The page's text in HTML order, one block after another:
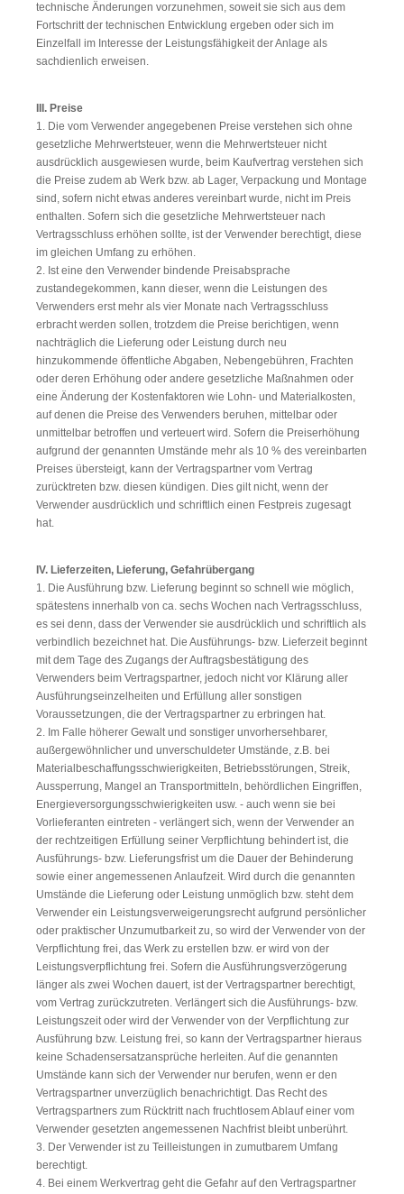
technische Änderungen vorzunehmen, soweit sie sich aus dem
Fortschritt der technischen Entwicklung ergeben oder sich im
Einzelfall im Interesse der Leistungsfähigkeit der Anlage als
sachdienlich erweisen.
III. Preise
1. Die vom Verwender angegebenen Preise verstehen sich ohne
gesetzliche Mehrwertsteuer, wenn die Mehrwertsteuer nicht
ausdrücklich ausgewiesen wurde, beim Kaufvertrag verstehen sich
die Preise zudem ab Werk bzw. ab Lager, Verpackung und Montage
sind, sofern nicht etwas anderes vereinbart wurde, nicht im Preis
enthalten. Sofern sich die gesetzliche Mehrwertsteuer nach
Vertragsschluss erhöhen sollte, ist der Verwender berechtigt, diese
im gleichen Umfang zu erhöhen.
2. Ist eine den Verwender bindende Preisabsprache
zustandegekommen, kann dieser, wenn die Leistungen des
Verwenders erst mehr als vier Monate nach Vertragsschluss
erbracht werden sollen, trotzdem die Preise berichtigen, wenn
nachträglich die Lieferung oder Leistung durch neu
hinzukommende öffentliche Abgaben, Nebengebühren, Frachten
oder deren Erhöhung oder andere gesetzliche Maßnahmen oder
eine Änderung der Kostenfaktoren wie Lohn- und Materialkosten,
auf denen die Preise des Verwenders beruhen, mittelbar oder
unmittelbar betroffen und verteuert wird. Sofern die Preiserhöhung
aufgrund der genannten Umstände mehr als 10 % des vereinbarten
Preises übersteigt, kann der Vertragspartner vom Vertrag
zurücktreten bzw. diesen kündigen. Dies gilt nicht, wenn der
Verwender ausdrücklich und schriftlich einen Festpreis zugesagt
hat.
IV. Lieferzeiten, Lieferung, Gefahrübergang
1. Die Ausführung bzw. Lieferung beginnt so schnell wie möglich,
spätestens innerhalb von ca. sechs Wochen nach Vertragsschluss,
es sei denn, dass der Verwender sie ausdrücklich und schriftlich als
verbindlich bezeichnet hat. Die Ausführungs- bzw. Lieferzeit beginnt
mit dem Tage des Zugangs der Auftragsbestätigung des
Verwenders beim Vertragspartner, jedoch nicht vor Klärung aller
Ausführungseinzelheiten und Erfüllung aller sonstigen
Voraussetzungen, die der Vertragspartner zu erbringen hat.
2. Im Falle höherer Gewalt und sonstiger unvorhersehbarer,
außergewöhnlicher und unverschuldeter Umstände, z.B. bei
Materialbeschaffungsschwierigkeiten, Betriebsstörungen, Streik,
Aussperrung, Mangel an Transportmitteln, behördlichen Eingriffen,
Energieversorgungsschwierigkeiten usw. - auch wenn sie bei
Vorlieferanten eintreten - verlängert sich, wenn der Verwender an
der rechtzeitigen Erfüllung seiner Verpflichtung behindert ist, die
Ausführungs- bzw. Lieferungsfrist um die Dauer der Behinderung
sowie einer angemessenen Anlaufzeit. Wird durch die genannten
Umstände die Lieferung oder Leistung unmöglich bzw. steht dem
Verwender ein Leistungsverweigerungsrecht aufgrund persönlicher
oder praktischer Unzumutbarkeit zu, so wird der Verwender von der
Verpflichtung frei, das Werk zu erstellen bzw. er wird von der
Leistungsverpflichtung frei. Sofern die Ausführungsverzögerung
länger als zwei Wochen dauert, ist der Vertragspartner berechtigt,
vom Vertrag zurückzutreten. Verlängert sich die Ausführungs- bzw.
Leistungszeit oder wird der Verwender von der Verpflichtung zur
Ausführung bzw. Leistung frei, so kann der Vertragspartner hieraus
keine Schadensersatzansprüche herleiten. Auf die genannten
Umstände kann sich der Verwender nur berufen, wenn er den
Vertragspartner unverzüglich benachrichtigt. Das Recht des
Vertragspartners zum Rücktritt nach fruchtlosem Ablauf einer vom
Verwender gesetzten angemessenen Nachfrist bleibt unberührt.
3. Der Verwender ist zu Teilleistungen in zumutbarem Umfang
berechtigt.
4. Bei einem Werkvertrag geht die Gefahr auf den Vertragspartner